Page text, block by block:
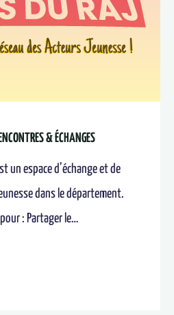
& ÉCHANGES
un espace d’échange et de
dans le département.
: Partager le…